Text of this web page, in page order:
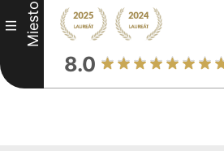
III Miesto
8.0